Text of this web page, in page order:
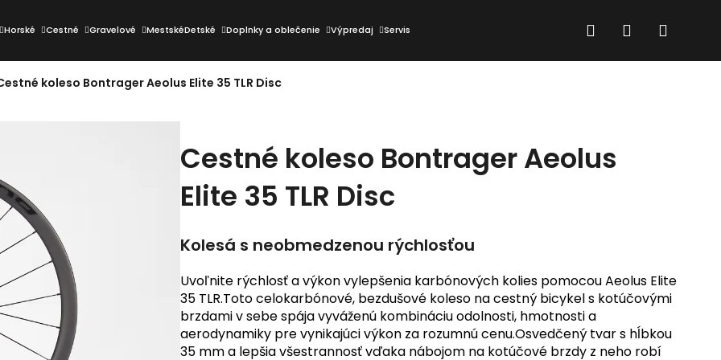
Horské Cestné Gravelové MestskéDetské Doplnky a oblečenie Výpredaj Servis HľadaťPrihlásenie
koleso Bontrager Aeolus Elite 35 TLR Disc
Cestné koleso Bontrager Aeolus
Elite 35 TLR Disc
Kolesá s neobmedzenou rýchlosťou
Uvoľnite rýchlosť a výkon vylepšenia karbónových kolies pomocou Aeolus Elite
35 TLR.Toto celokarbónové, bezdušové koleso na cestný bicykel s kotúčovými
brzdami v sebe spája vyváženú kombináciu odolnosti, hmotnosti a
aerodynamiky pre vynikajúci výkon za rozumnú cenu.Osvedčený tvar s hĺbkou
35 mm a lepšia všestrannosť vďaka nábojom na kotúčové brzdy z neho robí
Čo potrebujete nájsť?
HĽADAŤ
Nasledujúce